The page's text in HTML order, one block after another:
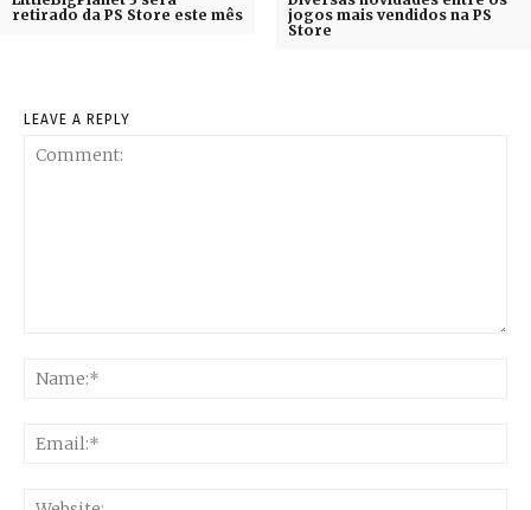
retirado da PS Store este mês
jogos mais vendidos na PS
Store
LEAVE A REPLY